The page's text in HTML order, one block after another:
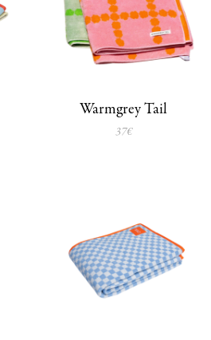
Warmgrey Tail
37€